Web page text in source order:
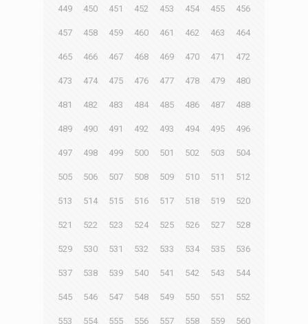
449 450 451 452 453 454 455 456
457 458 459 460 461 462 463 464
465 466 467 468 469 470 471 472
473 474 475 476 477 478 479 480
481 482 483 484 485 486 487 488
489 490 491 492 493 494 495 496
497 498 499 500 501 502 503 504
505 506 507 508 509 510 511 512
513 514 515 516 517 518 519 520
521 522 523 524 525 526 527 528
529 530 531 532 533 534 535 536
537 538 539 540 541 542 543 544
545 546 547 548 549 550 551 552
553 554 555 556 557 558 559 560